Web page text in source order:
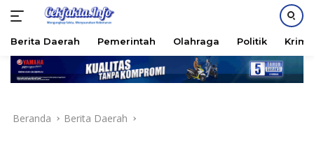
Langsung
Berita Daerah Pemerintah Olahraga Politik
Beranda Berita Daerah